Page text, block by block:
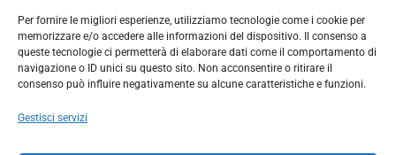
Per fornire le migliori esperienze, utilizziamo tecnologie come i cookie per
memorizzare e/o accedere alle informazioni del dispositivo. Il consenso a
queste tecnologie ci permetterà di elaborare dati come il comportamento di
navigazione o ID unici su questo sito. Non acconsentire o ritirare il
consenso può influire negativamente su alcune caratteristiche e funzioni.
Gestisci servizi
NEWSLETTER